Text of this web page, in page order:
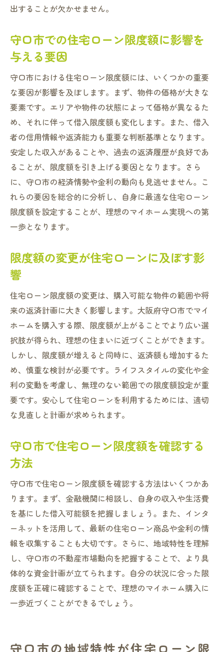
守口市での資金計画の基本ステップ
限度額を活用した長期的な資金計画の構築
ローン限度額を活かした理想の家計管理
守口市での住宅ローン選びで失敗しないための
注意点
住宅ローン選びの際に注意すべきポイント
守口市で最適な住宅ローンを選ぶための比
較方法
住宅ローン限度額選びで陥りがちな罠
守口市でおすすめの住宅ローン選択の実例
ローン選びで失敗しないための事前準備
守口市での住宅ローンに関するよくある質
問と回答
適切な設定方法
守口市での住宅ローン限度額設定に必要な
知識
プロから学ぶ限度額を最適化するコツ
守口市でのアドバイザー活用法
住宅ローン限度額の適切な設定で安心の未
来へ
専門家による住宅ローン限度額設定の成功
事例
ローンプラン
守口市での理想の住まいを実現するプラン
ニング
住宅ローンプランにおける限度額の活用法
安全な住宅購入のためのローンプラン例
守口市での安心住宅ローンプランの特徴
理想と現実のバランスを考えた住宅ローン
プラン
出することが欠かせません。
守口市での住宅ローン限度額に影響を
与える要因
守口市における住宅ローン限度額には、いくつかの重要
な要因が影響を及ぼします。まず、物件の価格が大きな
要素です。エリアや物件の状態によって価格が異なるた
め、それに伴って借入限度額も変化します。また、借入
者の信用情報や返済能力も重要な判断基準となります。
安定した収入があることや、過去の返済履歴が良好であ
ることが、限度額を引き上げる要因となります。さら
に、守口市の経済情勢や金利の動向も見逃せません。こ
れらの要因を総合的に分析し、自身に最適な住宅ローン
限度額を設定することが、理想のマイホーム実現への第
一歩となります。
限度額の変更が住宅ローンに及ぼす影
響
住宅ローン限度額の変更は、購入可能な物件の範囲や将
来の返済計画に大きく影響します。大阪府守口市でマイ
ホームを購入する際、限度額が上がることでより広い選
択肢が得られ、理想の住まいに近づくことができます。
しかし、限度額が増えると同時に、返済額も増加するた
め、慎重な検討が必要です。ライフスタイルの変化や金
利の変動を考慮し、無理のない範囲での限度額設定が重
要です。安心して住宅ローンを利用するためには、適切
な見直しと計画が求められます。
守口市で住宅ローン限度額を確認する
方法
守口市で住宅ローン限度額を確認する方法はいくつかあ
ります。まず、金融機関に相談し、自身の収入や生活費
を基にした借入可能額を把握しましょう。また、インタ
ーネットを活用して、最新の住宅ローン商品や金利の情
報を収集することも大切です。さらに、地域特性を理解
し、守口市の不動産市場動向を把握することで、より具
体的な資金計画が立てられます。自分の状況に合った限
度額を正確に確認することで、理想のマイホーム購入に
一歩近づくことができるでしょう。
守口市の地域特性が住宅ローン限